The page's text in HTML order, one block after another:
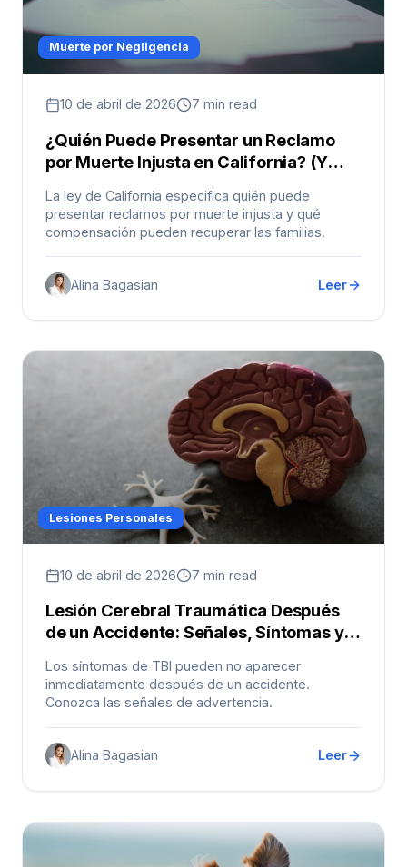
Muerte por Negligencia
10 de abril de 2026 7 min read
¿Quién Puede Presentar un Reclamo
por Muerte Injusta en California? (Y
La ley de California especifica quién puede
presentar reclamos por muerte injusta y qué
compensación pueden recuperar las familias.
Alina Bagasian Leer
Lesiones Personales
10 de abril de 2026 7 min read
Lesión Cerebral Traumática Después
de un Accidente: Señales, Síntomas y
Los síntomas de TBI pueden no aparecer
inmediatamente después de un accidente.
Conozca las señales de advertencia.
Alina Bagasian Leer